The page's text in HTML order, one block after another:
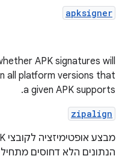
apksigner
APK signatures will
all platform versions that
a given APK supports.
zipalign
הנתונים הלא דחוסים